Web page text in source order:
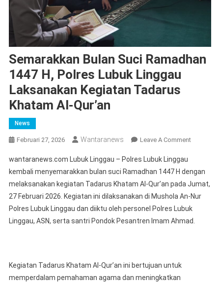
Semarakkan Bulan Suci Ramadhan
1447 H, Polres Lubuk Linggau
Laksanakan Kegiatan Tadarus
Khatam Al-Qur’an
News
Februari 27, 2026 Wantaranews Leave A CommentOn
Suci
1447
H,
Polres
wantaranews.com Lubuk Linggau – Polres Lubuk Linggau
kembali menyemarakkan bulan suci Ramadhan 1447 H dengan
melaksanakan kegiatan Tadarus Khatam Al-Qur’an pada Jumat,
27 Februari 2026. Kegiatan ini dilaksanakan di Mushola An-Nur
Polres Lubuk Linggau dan diiktu oleh personel Polres Lubuk
Linggau, ASN, serta santri Pondok Pesantren Imam Ahmad.
Kegiatan Tadarus Khatam Al-Qur’an ini bertujuan untuk
memperdalam pemahaman agama dan meningkatkan